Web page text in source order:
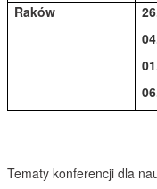
Raków
Tematy konferencji dla